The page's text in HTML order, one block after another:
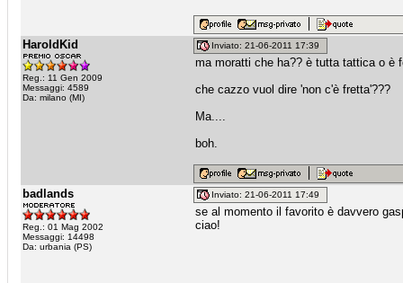
HaroldKid
Reg.: 11 Gen 2009
Messaggi: 4589
Da: milano (MI)
Inviato: 21-06-2011 17:39
ma moratti che ha?? è tutta tattica o è
che cazzo vuol dire 'non c'è fretta'???
Ma....
boh.
badlands
Reg.: 01 Mag 2002
Messaggi: 14498
Da: urbania (PS)
Inviato: 21-06-2011 17:49
se al momento il favorito è davvero
ciao!